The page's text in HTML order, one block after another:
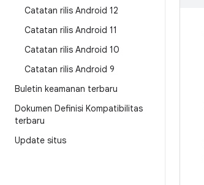
Catatan rilis Android 12
Catatan rilis Android 11
Catatan rilis Android 10
Catatan rilis Android 9
Buletin keamanan terbaru
Dokumen Definisi Kompatibilitas
terbaru
Update situs